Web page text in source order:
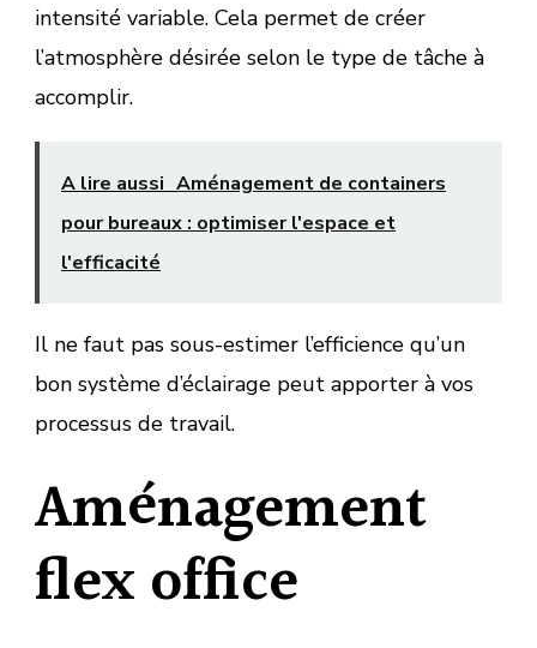
intensité variable. Cela permet de créer
l’atmosphère désirée selon le type de tâche à
accomplir.
A lire aussi Aménagement de containers
pour bureaux : optimiser l'espace et
l'efficacité
Il ne faut pas sous-estimer l’efficience qu’un
bon système d’éclairage peut apporter à vos
processus de travail.
Aménagement
flex office